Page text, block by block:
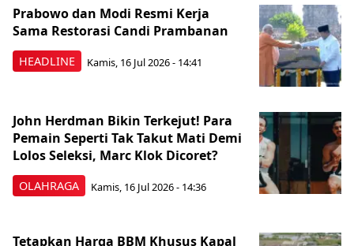
HEADLINE
Prabowo dan Modi Resmi Kerja
Sama Restorasi Candi Prambanan
Kamis, 16 Jul 2026 - 14:41
OLAHRAGA
John Herdman Bikin Terkejut! Para
Pemain Seperti Tak Takut Mati Demi
Lolos Seleksi, Marc Klok Dicoret?
Kamis, 16 Jul 2026 - 14:36
Tetapkan Harga BBM Khusus Kapal